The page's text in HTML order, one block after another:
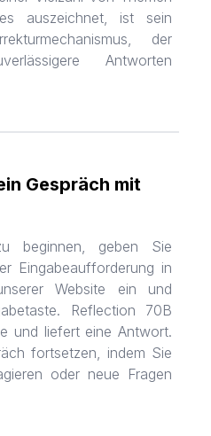
auszeichnet, ist sein
der
Antworten
Gespräch mit
beginnen, geben Sie
Eingabeaufforderung in
Website ein und
Reflection 70B
und liefert eine Antwort.
fortsetzen, indem Sie
oder neue Fragen